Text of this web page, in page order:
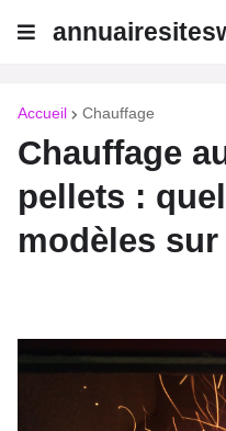
Accueil Chauffage
Chauffage
pellets :
modèles